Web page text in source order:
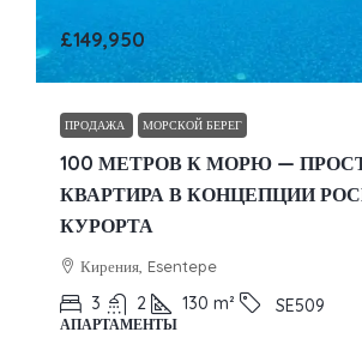
£149,950
ПРОДАЖА МОРСКОЙ БЕРЕГ
100 МЕТРОВ К МОРЮ —
КВАРТИРА В КОНЦЕПЦИИ
КУРОРТА
Кирения, Esentepe
3 2 130 m² SE509
АПАРТАМЕНТЫ